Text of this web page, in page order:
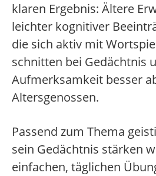
klaren Ergebnis: Ältere
leichter kognitiver
die sich aktiv mit
schnitten bei Gedächtnis
Aufmerksamkeit besser
Altersgenossen.
Passend zum Thema
sein Gedächtnis stärken
einfachen, täglichen